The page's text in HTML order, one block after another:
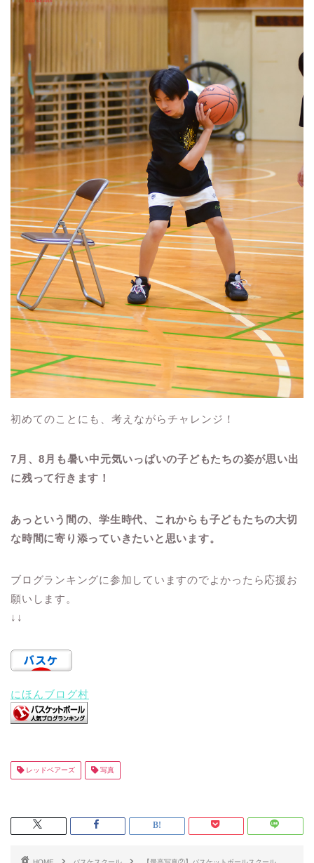
初めてのことにも、考えながらチャレンジ！
7月、8月も暑い中元気いっぱいの子どもたちの姿が思い出
に残って行きます！
あっという間の、学生時代、これからも子どもたちの大切
な時間に寄り添っていきたいと思います。
ブログランキングに参加していますのでよかったら応援お
願いします。
↓↓
にほんブログ村
レッドベアーズ 写真